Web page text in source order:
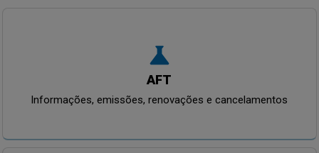
science
AFT
Informações, emissões, renovações e cancelamentos